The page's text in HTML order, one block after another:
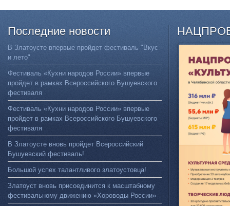
Последние новости
В Златоусте впервые пройдет фестиваль "Вкус
и лето"
Фестиваль «Кухни народов России» впервые
пройдет в рамках Всероссийского Бушуевского
фестиваля
Фестиваль «Кухни народов России» впервые
пройдет в рамках Всероссийского Бушуевского
фестиваля
В Златоусте вновь пройдет Всероссийский
Бушуевский фестиваль!
Большой успех талантливого златоустовца!
Златоуст вновь присоединится к масштабному
фестивальному движению «Хороводы России»